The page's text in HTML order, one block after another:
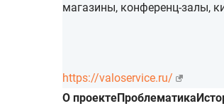
магазины, конференц-залы,
https://valoservice.ru/
О проектеПроблематика